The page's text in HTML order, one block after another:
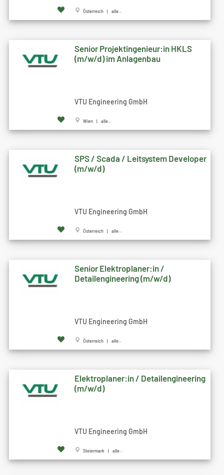
Österreich | alle...
Senior Projektingenieur:in HKLS
(m/w/d) im Anlagenbau
VTU Engineering GmbH
Wien | alle...
SPS / Scada / Leitsystem Developer
(m/w/d)
VTU Engineering GmbH
Österreich | alle...
Senior Elektroplaner:in /
Detailengineering (m/w/d)
VTU Engineering GmbH
Österreich | alle...
Elektroplaner:in / Detailengineering
(m/w/d)
VTU Engineering GmbH
Steiermark | alle...